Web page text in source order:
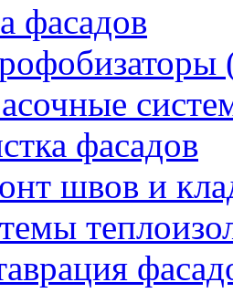
фасадов
фасадов
швов и